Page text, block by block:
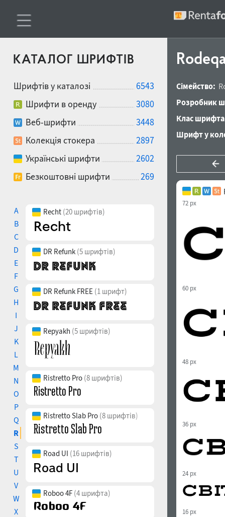
КАТАЛОГ ШРИФТІВ
Шрифтів у каталозі
6543
Шрифти в оренду
3080
Веб-шрифти
3448
Колекція стокера
2897
Українські шрифти
2602
Безкоштовні шрифти
269
A
B
C
D
E
F
G
H
I
J
K
L
M
N
O
P
Q
R
S
T
U
V
W
X
Recht (20 шрифтів)
DR Refunk (5 шрифтів)
DR Refunk FREE (1 шрифт)
Repyakh (5 шрифтів)
Ristretto Pro (8 шрифтів)
Ristretto Slab Pro (8 шрифтів)
Road UI (16 шрифтів)
Roboo 4F (4 шрифта)
Сімейство:
Розробник
Клас
Шрифт у
72 px
60 px
48 px
36 px
24 px
16 px